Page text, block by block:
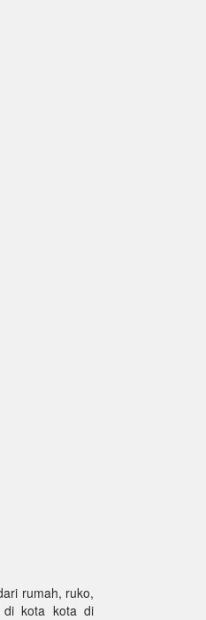
rumah, ruko,
di kota kota di